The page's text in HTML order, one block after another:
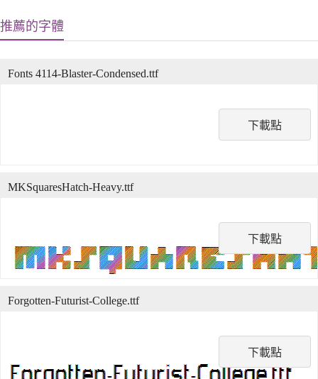
推薦的字體
下載點
Fonts 4114-Blaster-Condensed.ttf
下載點
MKSquaresHatch-Heavy.ttf
下載點
Forgotten-Futurist-College.ttf